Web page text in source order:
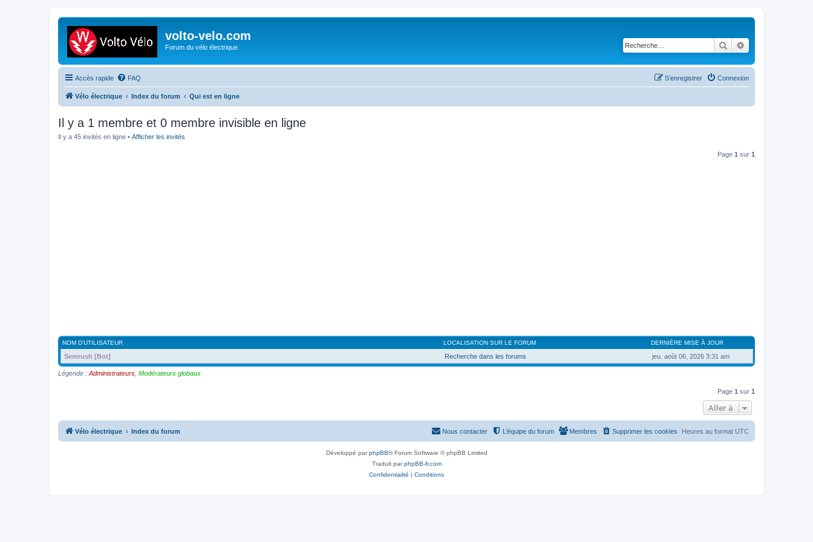
volto-velo.com
Forum du vélo électrique Rechercher
Accès rapide FAQ Connexion
S’enregistrer
Vélo électrique Index du forum Qui est en ligne
Il y a 1 membre et 0 membre invisible en ligne
Il y a 45 invités en ligne • Afficher les invités
Page 1 sur 1
NOM D’UTILISATEUR LOCALISATION SUR LE FORUM DERNIÈRE MISE À JOUR
Semrush [Bot] Recherche dans les forums jeu. août 06, 2026 3:31 am
Légende : Administrateurs Modérateurs globaux
Page 1 sur 1
Aller à
Vélo électrique Index du forum Heures au format UTC
Supprimer les cookies
Membres
L’équipe du forum
Nous contacter
Développé parphpBB® Forum Software © phpBB Limited
Traduit parphpBB-fr.com
Confidentialité | Conditions